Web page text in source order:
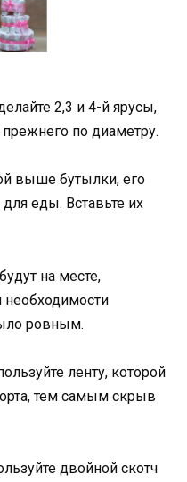
2,3 и 4-й ярусы,
по диаметру.
выше бутылки, его
еды. Вставьте их
на месте,
необходимости
ровным.
ленту, которой
тем самым скрыв
двойной скотч